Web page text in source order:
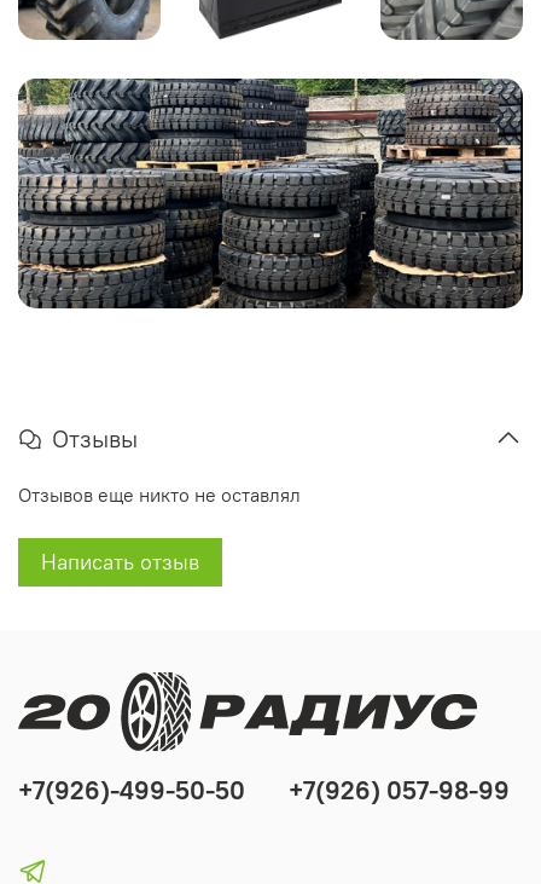
Отзывы
Отзывов еще никто не оставлял
Написать отзыв
+7(926)-499-50-50 +7(926) 057-98-99